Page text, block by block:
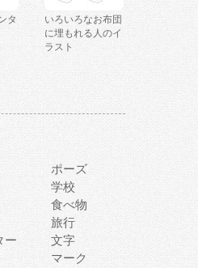
タ
いろいろなお布団
に埋もれる人のイ
ラスト
ポーズ
学校
食べ物
旅行
ー
文字
マーク